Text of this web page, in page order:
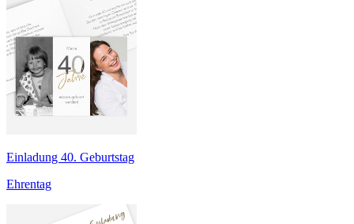
Einladung 40. Geburtstag
Ehrentag